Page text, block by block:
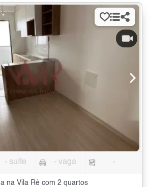
- suíte - vaga -
na Vila Ré com 2 quartos